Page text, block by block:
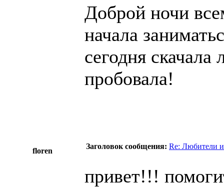
Доброй ночи
начала
сегодня
пробовала!
floren
Заголовок сообщения: Re: Любители
привет!!!